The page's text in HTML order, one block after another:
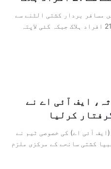
مسافر بردار کشتی الٹنے سے
بچوں اور عورتوں سمیت 21 افراد ہلاک جبکہ کئی لاپتہ
ایف آئی اے نے
کرلیا
آئی اے) کی خصوصی ٹیم نے
کشتی سانحے کے مرکزی ملزم